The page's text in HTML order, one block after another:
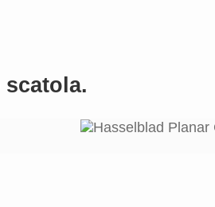
scatola.